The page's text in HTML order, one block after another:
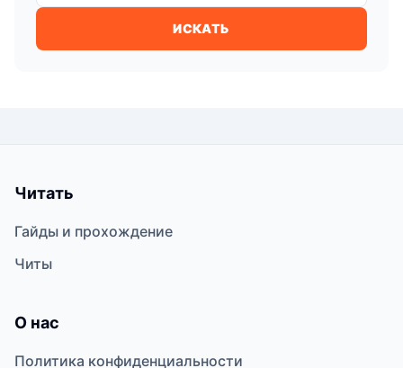
ИСКАТЬ
Читать
Гайды и прохождение
Читы
О нас
Политика конфиденциальности